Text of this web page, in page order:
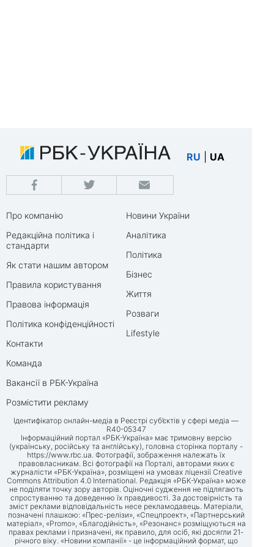
RU UA
Про компанію
Редакційна політика і
стандарти
Як стати нашим автором
Правила користування
Правова інформація
Політика конфіденційності
Контакти
Команда
Вакансії в РБК-Україна
Розмістити рекламу
Новини України
Аналітика
Політика
Бізнес
Життя
Розваги
Lifestyle
Ідентифікатор онлайн-медіа в Реєстрі суб’єктів у сфері медіа —
R40-05347
Інформаційний портал «РБК-Україна» має тримовну версію
(українську, російську та англійську), головна сторінка порталу -
https://www.rbc.ua. Фотографії, зображення належать їх
правовласникам. Всі фотографії на Порталі, авторами яких є
журналісти «РБК-Україна», розміщені на умовах ліцензії Creative
Commons Attribution 4.0 International. Редакція «РБК-Україна» може
не поділяти точку зору авторів. Оціночні судження не підлягають
спростуванню та доведенню їх правдивості. За достовірність та
зміст реклами відповідальність несе рекламодавець. Матеріали,
позначені плашкою: «Прес-релізи», «Спецпроект», «Партнерський
матеріал», «Promo», «Благодійність», «Резонанс» розміщуються на
правах реклами і призначені, як правило, для осіб, які досягли 21-
річного віку. «Новини компанії» - це інформаційний формат, що